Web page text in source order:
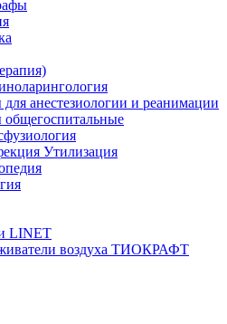
анестезиологии и реанимации
общегоспитальные
Утилизация
LINET
воздуха ТИОКРАФТ